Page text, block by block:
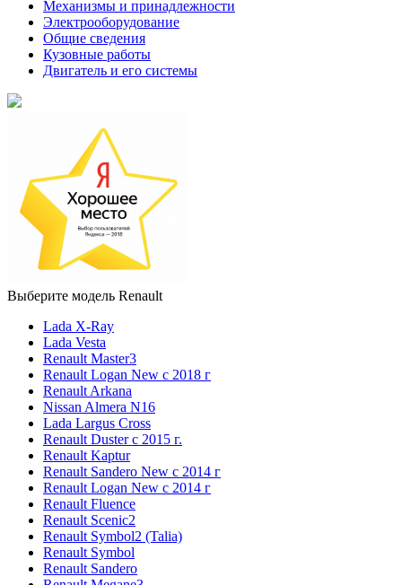
Механизмы и принадлежности
Электрооборудование
Общие сведения
Кузовные работы
Двигатель и его системы
Выберите модель Renault
Lada X-Ray
Lada Vesta
Renault Master3
Renault Logan New с 2018 г
Renault Arkana
Nissan Almera N16
Lada Largus Cross
Renault Duster с 2015 г.
Renault Kaptur
Renault Sandero New с 2014 г
Renault Logan New с 2014 г
Renault Fluence
Renault Scenic2
Renault Symbol2 (Talia)
Renault Symbol
Renault Sandero